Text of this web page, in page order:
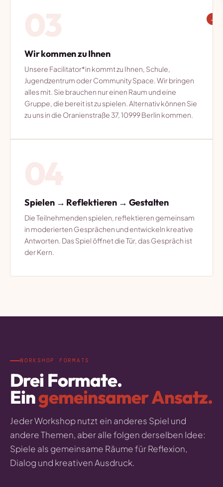
Wir kommen zu Ihnen
Unsere Facilitator*in kommt zu Ihnen, Schule,
Jugendzentrum oder Community Space. Wir bringen
alles mit. Sie brauchen nur einen Raum und eine
Gruppe, die bereit ist zu spielen. Alternativ können Sie
zu uns in die Oranienstraße 37, 10999 Berlin kommen.
→
Spielen → Reflektieren → Gestalten
Die Teilnehmenden spielen, reflektieren gemeinsam
in moderierten Gesprächen und entwickeln kreative
Antworten. Das Spiel öffnet die Tür, das Gespräch ist
der Kern.
WORKSHOP FORMATS
Drei Formate.
Eingemeinsamer Ansatz.
Jeder Workshop nutzt ein anderes Spiel und
andere Themen, aber alle folgen derselben Idee:
Spiele als gemeinsame Räume für Reflexion,
Dialog und kreativen Ausdruck.